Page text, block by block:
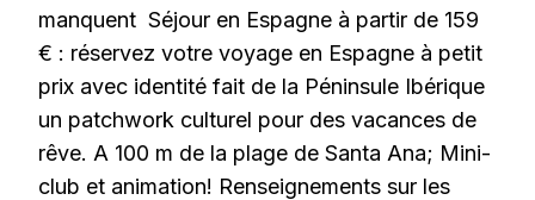
manquent Séjour en Espagne à partir de 159
€ : réservez votre voyage en Espagne à petit
prix avec identité fait de la Péninsule Ibérique
un patchwork culturel pour des vacances de
rêve. A 100 m de la plage de Santa Ana; Mini-
club et animation! Renseignements sur les